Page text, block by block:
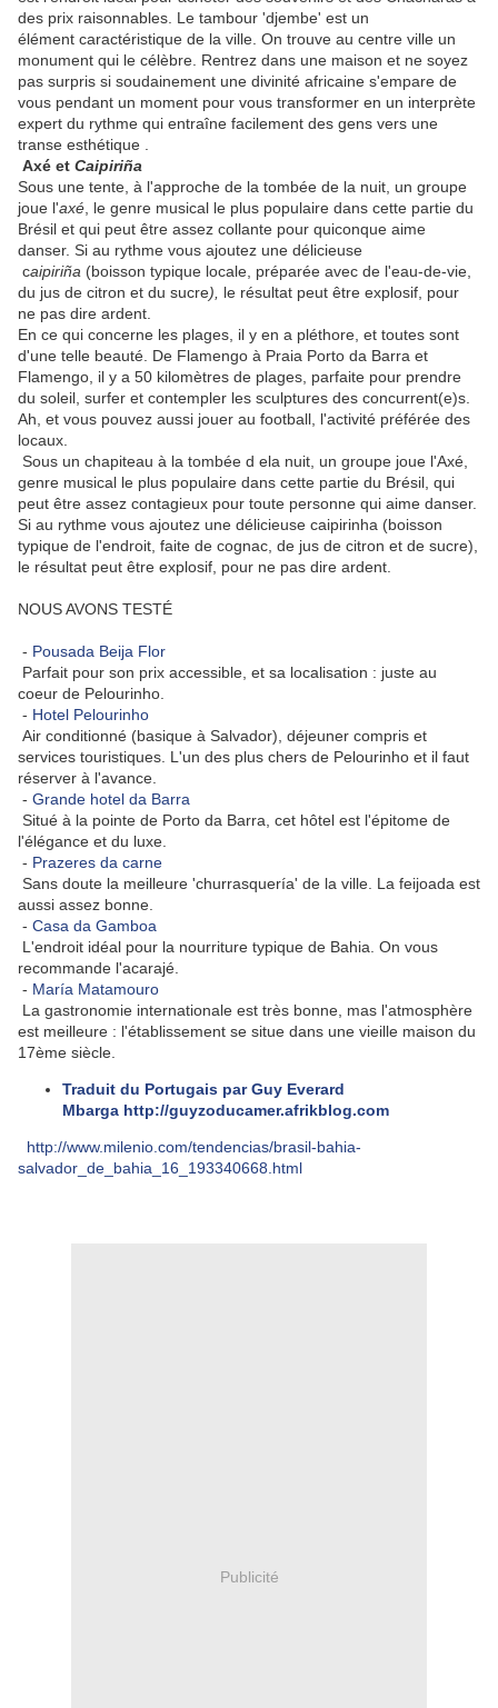
des prix raisonnables. Le tambour 'djembe' est un
élément caractéristique de la ville. On trouve au centre ville un
monument qui le célèbre. Rentrez dans une maison et ne soyez
pas surpris si soudainement une divinité africaine s'empare de
vous pendant un moment pour vous transformer en un interprète
expert du rythme qui entraîne facilement des gens vers une
transe esthétique .
Axé et Caipiriña
Sous une tente, à l'approche de la tombée de la nuit, un groupe
joue l'axé , le genre musical le plus populaire dans cette partie du
Brésil et qui peut être assez collante pour quiconque aime
danser. Si au rythme vous ajoutez une délicieuse
caipiriña (boisson typique locale, préparée avec de l'eau-de-vie,
du jus de citron et du sucre),
le résultat peut être explosif, pour
ne pas dire ardent.
En ce qui concerne les plages, il y en a pléthore, et toutes sont
d'une telle beauté. De Flamengo à Praia Porto da Barra et
Flamengo, il y a 50 kilomètres de plages, parfaite pour prendre
du soleil, surfer et contempler les sculptures des concurrent(e)s.
Ah, et vous pouvez aussi jouer au football, l'activité préférée des
locaux.
Sous un chapiteau à la tombée d ela nuit, un groupe joue l'Axé,
genre musical le plus populaire dans cette partie du Brésil, qui
peut être assez contagieux pour toute personne qui aime danser.
Si au rythme vous ajoutez une délicieuse caipirinha (boisson
typique de l'endroit, faite de cognac, de jus de citron et de sucre),
le résultat peut être explosif, pour ne pas dire ardent.
NOUS AVONS TESTÉ
- Pousada Beija Flor
Parfait pour son prix accessible, et sa localisation : juste au
coeur de Pelourinho.
- Hotel Pelourinho
Air conditionné (basique à Salvador), déjeuner compris et
services touristiques. L'un des plus chers de Pelourinho et il faut
réserver à l'avance.
- Grande hotel da Barra
Situé à la pointe de Porto da Barra, cet hôtel est l'épitome de
l'élégance et du luxe.
- Prazeres da carne
Sans doute la meilleure 'churrasquería' de la ville. La feijoada est
aussi assez bonne.
- Casa da Gamboa
L'endroit idéal pour la nourriture typique de Bahia. On vous
recommande l'acarajé.
- María Matamouro
La gastronomie internationale est très bonne, mas l'atmosphère
est meilleure : l'établissement se situe dans une vieille maison du
17ème siècle.
Traduit du Portugais par Guy Everard
Mbarga http://guyzoducamer.afrikblog.com
http://www.milenio. com/tendencias/brasil-bahia-
salvador_de_bahia_16_193340668.html
Publicité